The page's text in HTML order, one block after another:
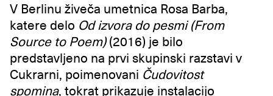
V Berlinu živeča umetnica Rosa Barba,
katere delo Od izvora do pesmi (From
Source to Poem)(2016) je bilo
predstavljeno na prvi skupinski razstavi v
Cukrarni, poimenovani Čudovitost
spomina, tokrat prikazuje instalacijo